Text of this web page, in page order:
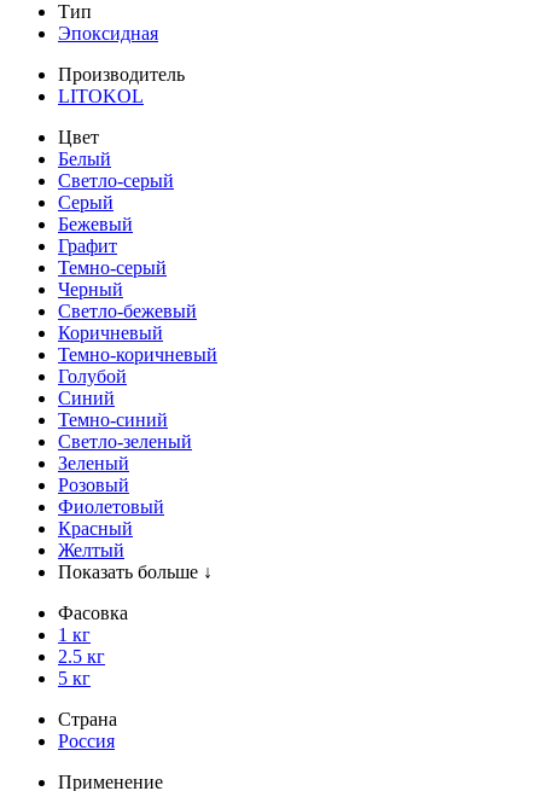
Тип
Эпоксидная
Производитель
LITOKOL
Цвет
Белый
Светло-серый
Серый
Бежевый
Графит
Темно-серый
Черный
Светло-бежевый
Коричневый
Темно-коричневый
Голубой
Синий
Темно-синий
Светло-зеленый
Зеленый
Розовый
Фиолетовый
Красный
Желтый
Показать больше ↓
Фасовка
1 кг
2.5 кг
5 кг
Страна
Россия
Применение